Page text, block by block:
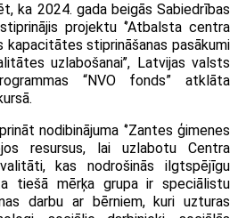
ka 2024. gada beigās Sabiedrības
projektu ‘’Atbalsta centra
stiprināšanas pasākumi
uzlabošanai’’, Latvijas valsts
“NVO fonds” atklāta
nodibinājuma ‘’Zantes ģimenes
resursus, lai uzlabotu Centra
kas nodrošinās ilgtspējīgu
tiešā mērķa grupa ir speciālistu
darbu ar bērniem, kuri uzturas